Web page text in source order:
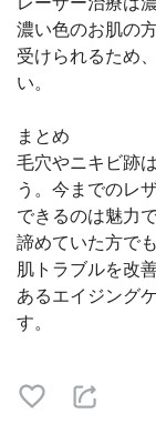
濃い色のお肌の
受けられるため
い。
まとめ
毛穴やニキビ跡
う。今までのレ
できるのは魅力で
諦めていた方で
肌トラブルを改
あるエイジング
す。